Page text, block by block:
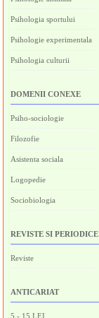
Psihologia sportului
Psihologie experimentala
Psihologia culturii
DOMENII CONEXE
Psiho-sociologie
Filozofie
Asistenta sociala
Logopedie
Sociobiologia
REVISTE SI PERIODICE
Reviste
ANTICARIAT
5 - 15 LEI